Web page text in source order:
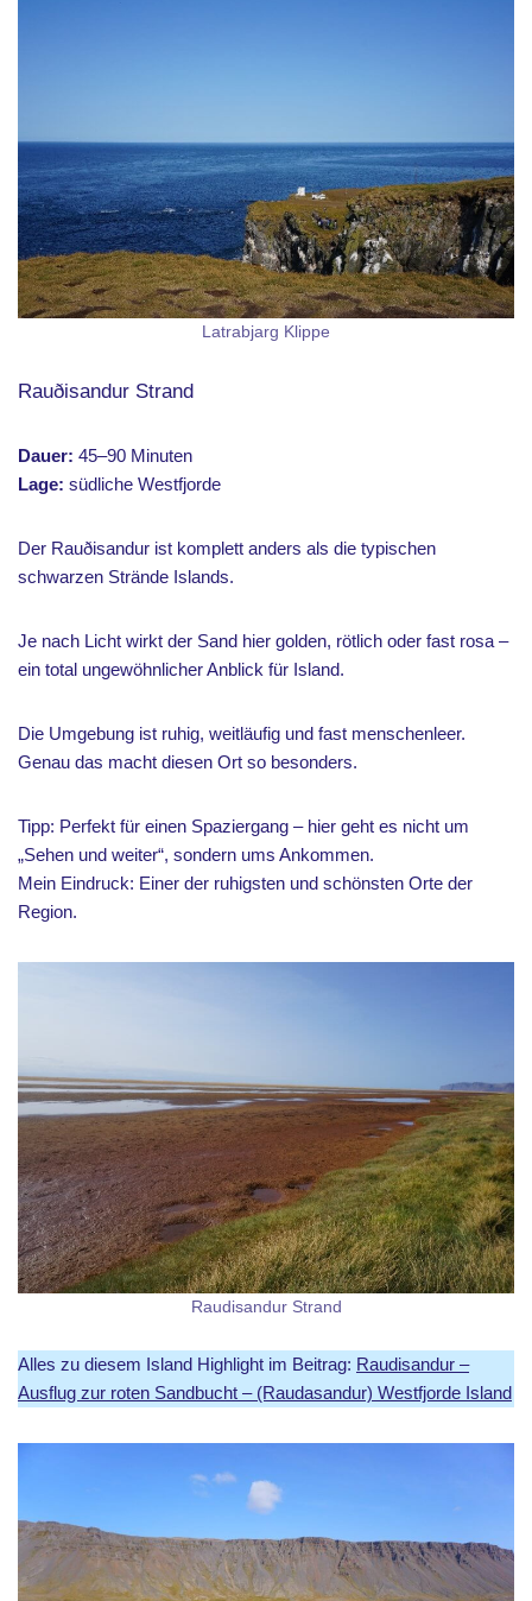
Latrabjarg Klippe
Rauðisandur Strand
Dauer: 45–90 Minuten
Lage: südliche Westfjorde
Der Rauðisandur ist komplett anders als die typischen
schwarzen Strände Islands.
Je nach Licht wirkt der Sand hier golden, rötlich oder fast rosa –
ein total ungewöhnlicher Anblick für Island.
Die Umgebung ist ruhig, weitläufig und fast menschenleer.
Genau das macht diesen Ort so besonders.
Tipp: Perfekt für einen Spaziergang – hier geht es nicht um
„Sehen und weiter“, sondern ums Ankommen.
Mein Eindruck: Einer der ruhigsten und schönsten Orte der
Region.
Raudisandur Strand
Alles zu diesem Island Highlight im Beitrag: Raudisandur –
Ausflug zur roten Sandbucht – (Raudasandur) Westfjorde Island